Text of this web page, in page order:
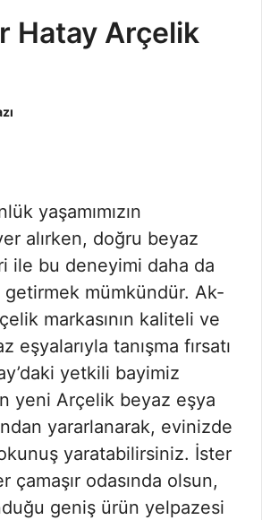
Hatay Arçelik
yaşamımızın
alırken, doğru beyaz
ile bu deneyimi daha da
mümkündür. Ak-
markasının kaliteli ve
eşyalarıyla tanışma fırsatı
yetkili bayimiz
yeni Arçelik beyaz eşya
yararlanarak, evinizde
yaratabilirsiniz. İster
çamaşır odasında olsun,
geniş ürün yelpazesi